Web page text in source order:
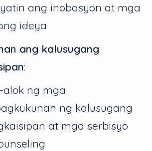
ang inobasyon at mga
ideya
ang kalusugang
:
alok ng mga
ng kalusugang
at mga serbisyo